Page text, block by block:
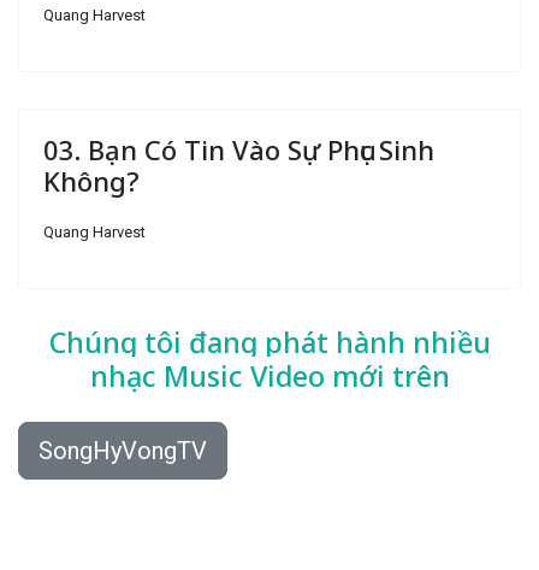
Quang Harvest
03. Bạn Có Tin Vào Sự Phục Sinh
Không?
Quang Harvest
Chúng tôi đang phát hành nhiều
nhạc Music Video mới trên
SongHyVongTV